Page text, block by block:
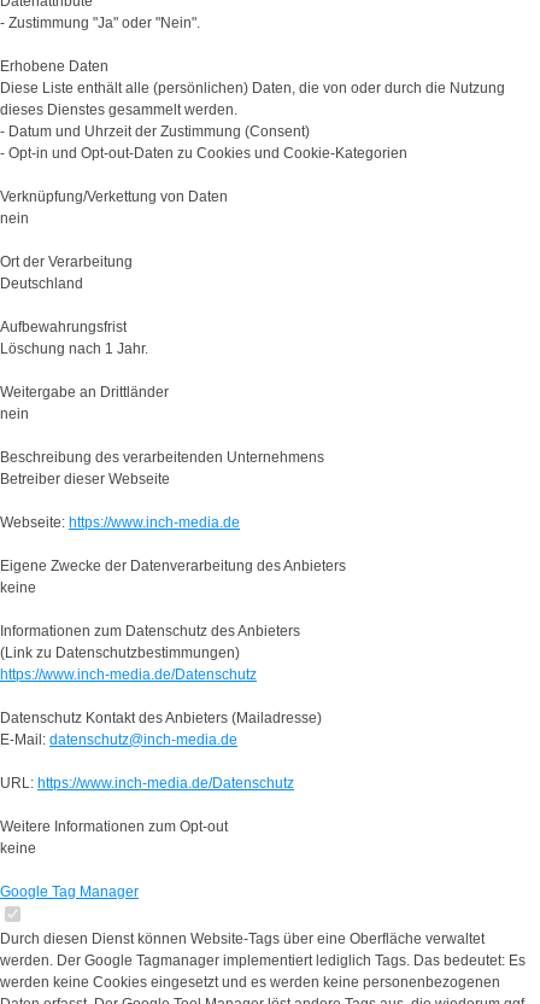
- Zustimmung "Ja" oder "Nein".
Erhobene Daten
Diese Liste enthält alle (persönlichen) Daten, die von oder durch die Nutzung
dieses Dienstes gesammelt werden.
- Datum und Uhrzeit der Zustimmung (Consent)
- Opt-in und Opt-out-Daten zu Cookies und Cookie-Kategorien
Verknüpfung/Verkettung von Daten
nein
Ort der Verarbeitung
Deutschland
Aufbewahrungsfrist
Löschung nach 1 Jahr.
Weitergabe an Drittländer
nein
Beschreibung des verarbeitenden Unternehmens
Betreiber dieser Webseite
Webseite: https://www.inch-media.de
Eigene Zwecke der Datenverarbeitung des Anbieters
keine
Informationen zum Datenschutz des Anbieters
(Link zu Datenschutzbestimmungen)
https://www.inch-media.de/Datenschutz
Datenschutz Kontakt des Anbieters (Mailadresse)
E-Mail: datenschutz@inch-media.de
URL: https://www.inch-media.de/Datenschutz
Weitere Informationen zum Opt-out
keine
Google Tag Manager
Durch diesen Dienst können Website-Tags über eine Oberfläche verwaltet
werden. Der Google Tagmanager implementiert lediglich Tags. Das bedeutet: Es
werden keine Cookies eingesetzt und es werden keine personenbezogenen